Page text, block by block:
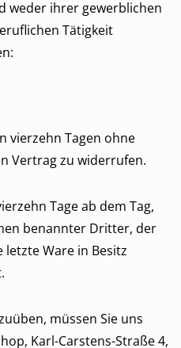
weder ihrer gewerblichen
Tätigkeit
vierzehn Tagen ohne
Vertrag zu widerrufen.
Tage ab dem Tag,
benannter Dritter, der
Ware in Besitz
müssen Sie uns
Karl-Carstens-Straße 4,